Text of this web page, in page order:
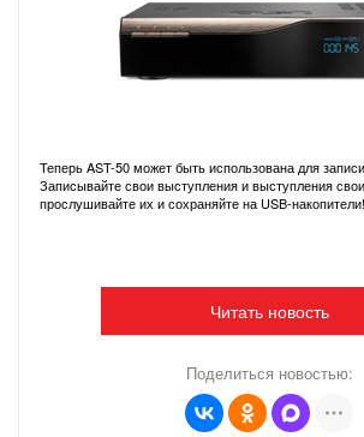
Теперь AST-50 может быть использована для
Записывайте свои выступления и выступления
прослушивайте их и сохраняйте на USB-накопители!
Читать новость
Поделиться новостью: